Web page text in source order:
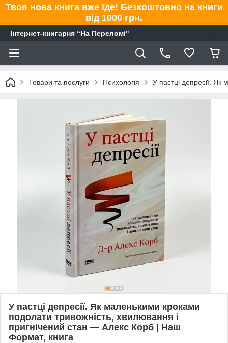
Твоя нова книга вже їде! Безкоштовно на книги
від 1000 грн.
Інтернет-книгарня “На Переломі"
Товари та послуги Психологія У пастці депресії.
У пастці депресії. Як маленькими кроками
подолати тривожність, хвилювання і
пригнічений стан — Алекс Корб | Наш
Формат, книга